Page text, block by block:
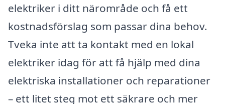
elektriker i ditt närområde och få ett
kostnadsförslag som passar dina behov.
Tveka inte att ta kontakt med en lokal
elektriker idag för att få hjälp med dina
elektriska installationer och reparationer
– ett litet steg mot ett säkrare och mer